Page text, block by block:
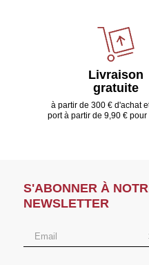
Livraison
gratuite
à partir de 300 € d'achat
port à partir de 9,90 € pour
S'ABONNER À
NEWSLETTER